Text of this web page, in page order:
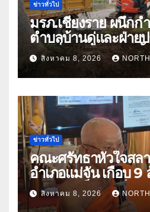
ข่าวทั่วไป
มรภ.เชียงราย ผนึกก
ตำบลบ้านดู่และฝ่ายป
ลอกสิ่งกีดขวางทาง
ปัญหาน้ำท่วม
สิงหาคม 8, 2026
ข่าวทั่วไป
คณะศรัทธาหัวใจสล
อำเภอแม่จัน เกือบ 9
แก๊งคอลเซ็นเตอร์หล
ปีกว่า 66 บัญชี
สิงหาคม 8, 2026